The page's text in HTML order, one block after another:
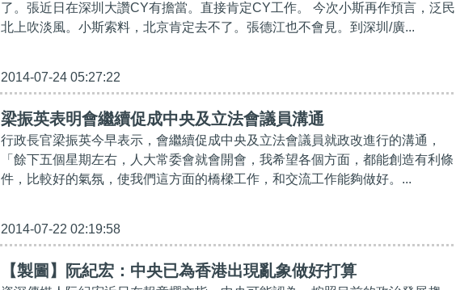
了。張近日在深圳大讚CY有擔當。直接肯定CY工作。 今次小斯再作預言，泛民
北上吹淡風。小斯索料，北京肯定去不了。張德江也不會見。到深圳/廣...
2014-07-24 05:27:22
梁振英表明會繼續促成中央及立法會議員溝通
行政長官梁振英今早表示，會繼續促成中央及立法會議員就政改進行的溝通，
「餘下五個星期左右，人大常委會就會開會，我希望各個方面，都能創造有利條
件，比較好的氣氛，使我們這方面的橋樑工作，和交流工作能夠做好。...
2014-07-22 02:19:58
【製圖】阮紀宏：中央已為香港出現亂象做好打算